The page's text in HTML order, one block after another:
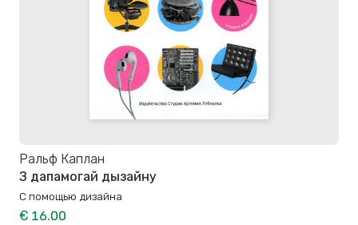
Ральф Каплан
З дапамогай дызайну
С помощью дизайна
€ 16.00